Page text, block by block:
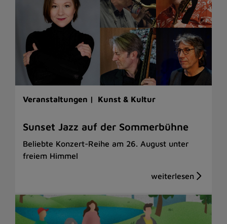
Veranstaltungen | Kunst & Kultur
Sunset Jazz auf der Sommerbühne
Beliebte Konzert-Reihe am 26. August unter
freiem Himmel